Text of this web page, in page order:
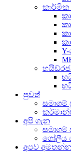
කාර්මික
පුවත්
සමාගම්
අපි ගැන
සමාගම්
ගෝලීය
අපව අමතන්න